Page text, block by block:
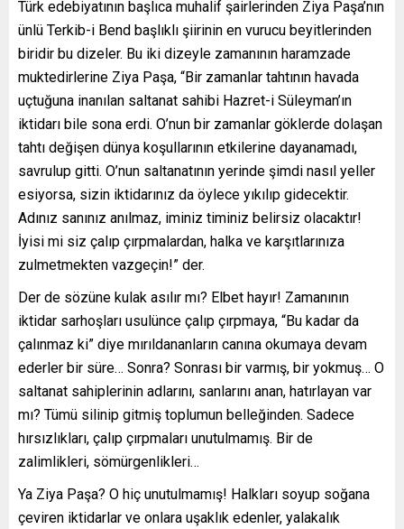
Türk edebiyatının başlıca muhalif şairlerinden Ziya Paşa’nın
ünlü Terkib-i Bend başlıklı şiirinin en vurucu beyitlerinden
biridir bu dizeler. Bu iki dizeyle zamanının haramzade
muktedirlerine Ziya Paşa, “Bir zamanlar tahtının havada
uçtuğuna inanılan saltanat sahibi Hazret-i Süleyman’ın
iktidarı bile sona erdi. O’nun bir zamanlar göklerde dolaşan
tahtı değişen dünya koşullarının etkilerine dayanamadı,
savrulup gitti. O’nun saltanatının yerinde şimdi nasıl yeller
esiyorsa, sizin iktidarınız da öylece yıkılıp gidecektir.
Adınız sanınız anılmaz, iminiz timiniz belirsiz olacaktır!
İyisi mi siz çalıp çırpmalardan, halka ve karşıtlarınıza
zulmetmekten vazgeçin!” der.
Der de sözüne kulak asılır mı? Elbet hayır! Zamanının
iktidar sarhoşları usulünce çalıp çırpmaya, “Bu kadar da
çalınmaz ki” diye mırıldananların canına okumaya devam
ederler bir süre… Sonra? Sonrası bir varmış, bir yokmuş… O
saltanat sahiplerinin adlarını, sanlarını anan, hatırlayan var
mı? Tümü silinip gitmiş toplumun belleğinden. Sadece
hırsızlıkları, çalıp çırpmaları unutulmamış. Bir de
zalimlikleri, sömürgenlikleri…
Ya Ziya Paşa? O hiç unutulmamış! Halkları soyup soğana
çeviren iktidarlar ve onlara uşaklık edenler, yalakalık